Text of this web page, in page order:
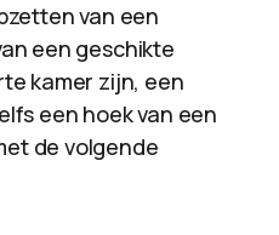
van een
een geschikte
kamer zijn, een
een hoek van een
de volgende